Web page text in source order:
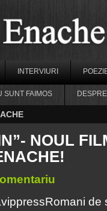
INTERVIURI
SUNT FAIMOS
NOUL
de